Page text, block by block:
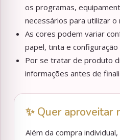
os programas,
necessários para utilizar o
As cores podem variar
papel, tinta e
Por se tratar de produto
informações antes de
✨ Quer aproveitar
Além da compra